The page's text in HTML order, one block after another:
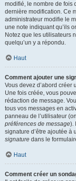
modifié, le nombre de fois
dernière modification. Ce
administrateur modifie le
une note indiquant qu’ils
Notez que les utilisateurs
quelqu’un y a répondu.
Haut
Comment ajouter une
Vous devez d’abord créer
Une fois créée, vous
rédaction de message.
tous vos messages en
panneau de l’utilisateur
préférences de message).
signature d’être ajoutée
signature dans le
Haut
Comment créer un